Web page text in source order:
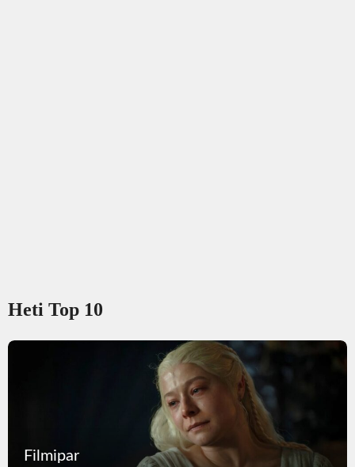
Heti Top 10
Filmipar